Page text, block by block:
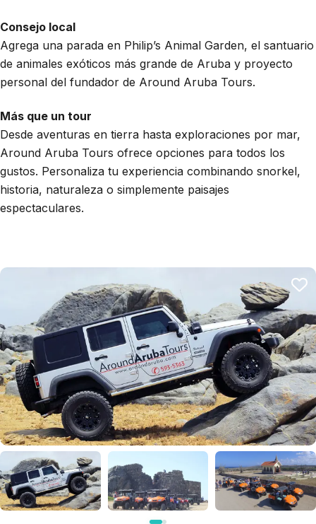
Consejo local
Agrega una parada en Philip’s Animal Garden, el santuario
de animales exóticos más grande de Aruba y proyecto
personal del fundador de Around Aruba Tours.
Más que un tour
Desde aventuras en tierra hasta exploraciones por mar,
Around Aruba Tours ofrece opciones para todos los
gustos. Personaliza tu experiencia combinando snorkel,
historia, naturaleza o simplemente paisajes
espectaculares.